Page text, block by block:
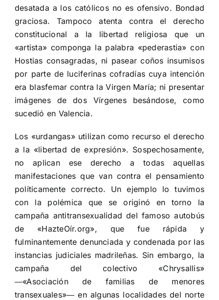
desatada a los católicos no es ofensivo. Bondad
graciosa. Tampoco atenta contra el derecho
constitucional a la libertad religiosa que un
«artista» componga la palabra «pederastia» con
Hostias consagradas, ni pasear coños insumisos
por parte de luciferinas cofradías cuya intención
era blasfemar contra la Virgen María; ni presentar
imágenes de dos Vírgenes besándose, como
sucedió en Valencia.
Los «urdangas» utilizan como recurso el derecho
a la «libertad de expresión». Sospechosamente,
no aplican ese derecho a todas aquellas
manifestaciones que van contra el pensamiento
políticamente correcto. Un ejemplo lo tuvimos
con la polémica que se originó en torno la
campaña antitransexualidad del famoso autobús
de «HazteOír.org», que fue rápida y
fulminantemente denunciada y condenada por las
instancias judiciales madrileñas. Sin embargo, la
campaña del colectivo «Chrysallis»
―«Asociación de familias de menores
transexuales»― en algunas localidades del norte